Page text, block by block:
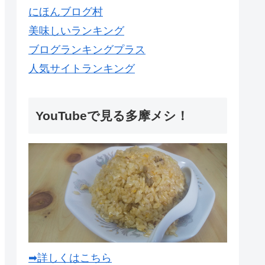
にほんブログ村
美味しいランキング
ブログランキングプラス
人気サイトランキング
YouTubeで見る多摩メシ！
➡詳しくはこちら